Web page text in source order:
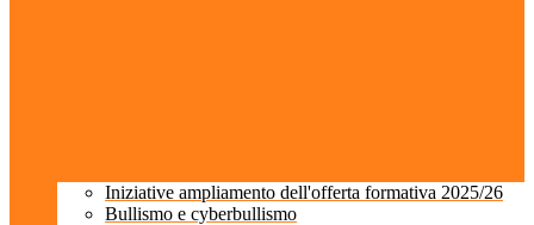
Iniziative ampliamento dell'offerta formativa 2025/26
Bullismo e cyberbullismo